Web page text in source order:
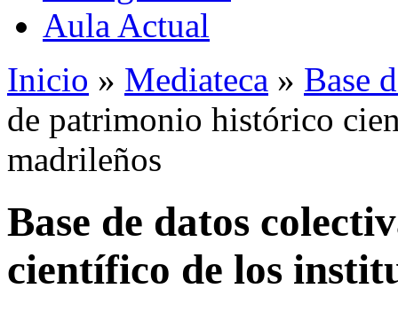
Aula Actual
Inicio » Mediateca » Base
de patrimonio histórico
madrileños
Base de datos
científico de los